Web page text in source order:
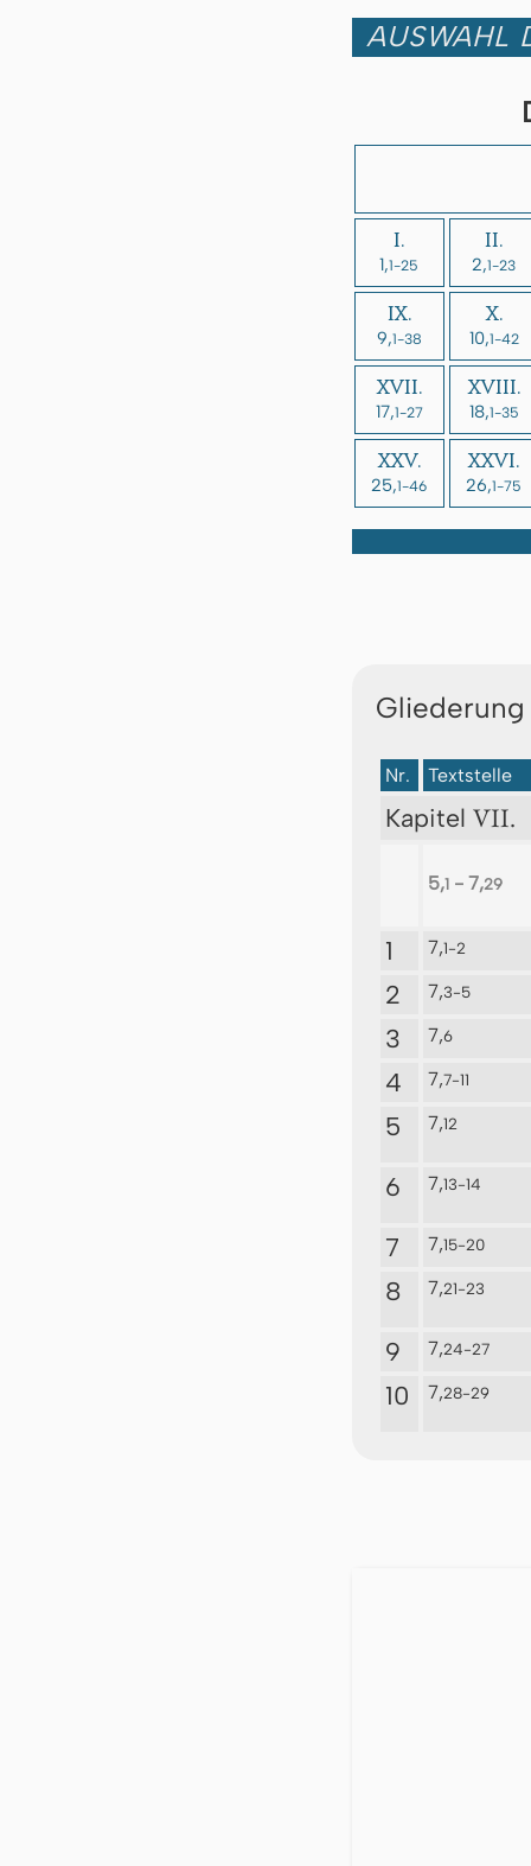
AUSWAHL
I.
1,1-25
II.
2,1-23
IX.
9,1-38
X.
10,1-42
XVII.
17,1-27
XVIII.
18,1-35
XXV.
25,1-46
XXVI.
26,1-75
Nr. Textstelle
Kapitel VII.
5,1- 7,29
1 7,1-2
2 7,3-5
3 7,6
4 7,7-11
5 7,12
6 7,13-14
7 7,15-20
8 7,21-23
9 7,24-27
10 7,28-29